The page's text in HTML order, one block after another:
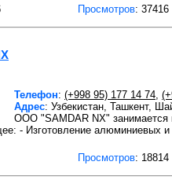
Просмотров: 37416
Телефон: (+998 95) 177 14 74,
Адрес: Узбекистан, Ташкент,
OOO "SAMDAR NX"
- Изготовление алюминиевых
Просмотров: 18814